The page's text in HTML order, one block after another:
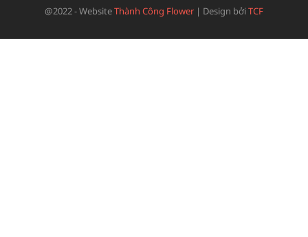
@2022 - WebsiteThành Công Flower | Design bởiTCF